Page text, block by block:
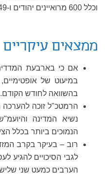
וכלל 600 מרואיינים יהודים ו-149 מרואיינים ערבים.
ממצאים עיקריים
אם כי בארבעת
במיעוט של
בהשוואה לחודש הקודם.
הרמטכ"ל זוכה להערכה
נשיא המדינה
הנמוכים ביותר בכלל
רוב – בעיקר בקרב
לגבי הסיכויים להגיע
הערבים כמעט שני